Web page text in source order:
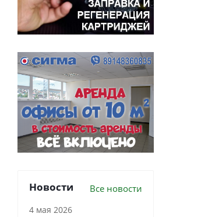
Новости Все новости
4 мая 2026